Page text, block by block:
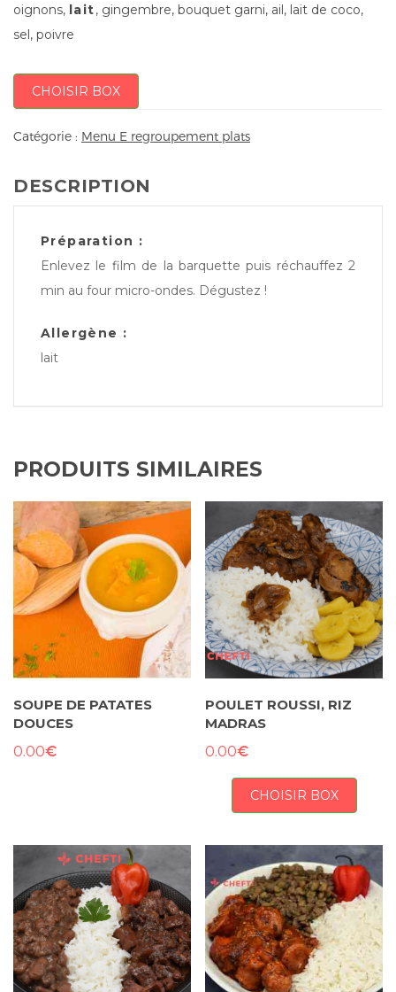
oignons, lait, gingembre, bouquet garni, ail, lait de coco,
sel, poivre
CHOISIR BOX
Catégorie : Menu E regroupement plats
DESCRIPTION
Préparation :
Enlevez le film de la barquette puis réchauffez 2
min au four micro-ondes. Dégustez !
Allergène :
lait
PRODUITS SIMILAIRES
SOUPE DE PATATES
DOUCES
0.00€
POULET ROUSSI, RIZ
MADRAS
0.00€
CHOISIR BOX